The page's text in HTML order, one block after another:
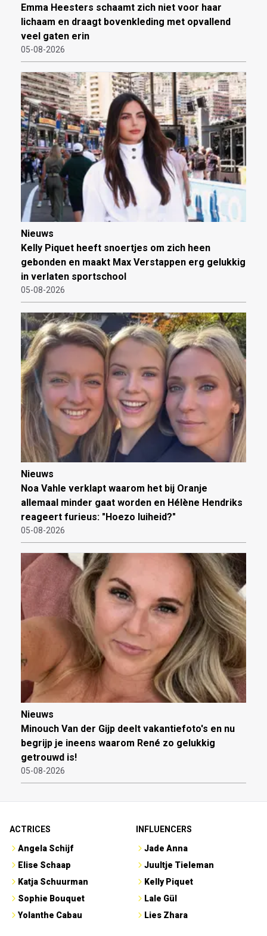
Emma Heesters schaamt zich niet voor haar
lichaam en draagt bovenkleding met opvallend
veel gaten erin
05-08-2026
Nieuws
Kelly Piquet heeft snoertjes om zich heen
gebonden en maakt Max Verstappen erg gelukkig
in verlaten sportschool
05-08-2026
Nieuws
Noa Vahle verklapt waarom het bij Oranje
allemaal minder gaat worden en Hélène Hendriks
reageert furieus: "Hoezo luiheid?"
05-08-2026
Nieuws
Minouch Van der Gijp deelt vakantiefoto's en nu
begrijp je ineens waarom René zo gelukkig
getrouwd is!
05-08-2026
ACTRICES
Angela Schijf
Elise Schaap
Katja Schuurman
Sophie Bouquet
Yolanthe Cabau
INFLUENCERS
Jade Anna
Juultje Tieleman
Kelly Piquet
Lale Gül
Lies Zhara